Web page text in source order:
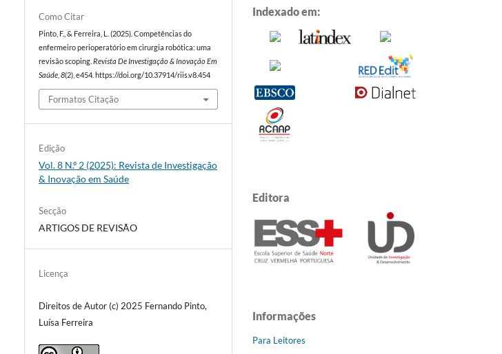
Como Citar
Pinto, F., & Ferreira, L. (2025). Competências do
enfermeiro perioperatório em cirurgia robótica: uma
revisão scoping.Revista De Investigação & Inovação Em
Saúde ,8(2), e454. https://doi.org/10.37914/riis.v8.454
Formatos Citação
Edição
Vol. 8 N.º 2 (2025): Revista de Investigação
& Inovação em Saúde
Secção
ARTIGOS DE REVISÃO
Licença
Direitos de Autor (c) 2025 Fernando Pinto,
Luísa Ferreira
Indexado em:
Editora
Informações
Para Leitores